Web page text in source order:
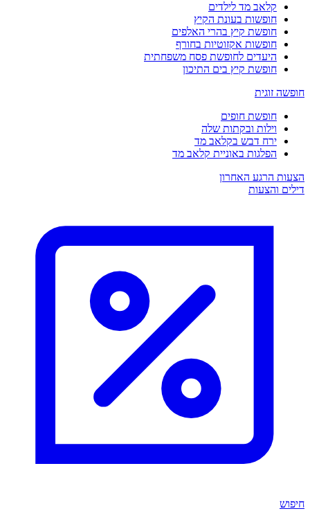
קלאב מד לילדים
חופשות בעונת הקיץ
חופשת קיץ בהרי האלפים
חופשות אקזוטיות בחורף
היעדים לחופשת פסח משפחתית
חופשת קיץ בים התיכון
חופשה זוגית
חופשת חופים
וילות ובקתות שלה
ירח דבש בקלאב מד
הפלגות באוניית קלאב מד
הצעות הרגע האחרון
דילים והצעות
חיפוש